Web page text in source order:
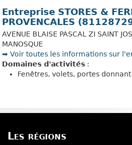
Entreprise STORES &
PROVENCALES
AVENUE BLAISE PASCAL ZI SAINT
MANOSQUE
➡️ Voir toutes les informations sur
Domaines d'activités :
Fenêtres, volets, portes
Les régions